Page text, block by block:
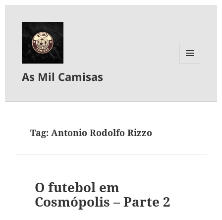
As Mil Camisas
Tag:Antonio Rodolfo Rizzo
O futebol em
Cosmópolis – Parte 2